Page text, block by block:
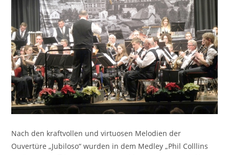
Nach den kraftvollen und virtuosen Melodien der
Ouvertüre „Jubiloso“ wurden in dem Medley „Phil Colllins